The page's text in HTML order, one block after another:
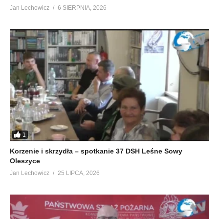
Jan Lechowicz 6 SIERPNIA, 2026
1
Korzenie i skrzydła – spotkanie 37 DSH Leśne Sowy
Oleszyce
Jan Lechowicz 25 LIPCA, 2026